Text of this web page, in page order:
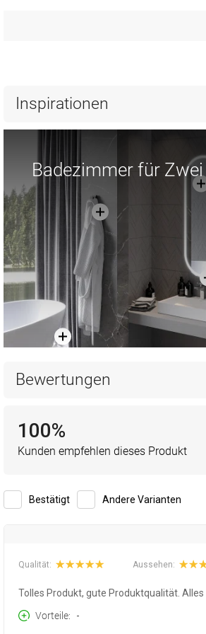
Inspirationen
Badezimmer für Zwei
Bewertungen
100%
Kunden empfehlen dieses Produkt
Bestätigt Andere Varianten
Qualität: Aussehen:
Tolles Produkt, gute Produktqualität.
Vorteile
-